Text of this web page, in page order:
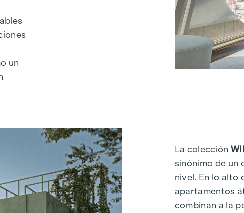
un
La colección
sinónimo de un
nivel. En lo alto
apartamentos
combinan a la